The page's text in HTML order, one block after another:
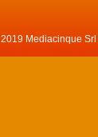
2019 Mediacinque Srl